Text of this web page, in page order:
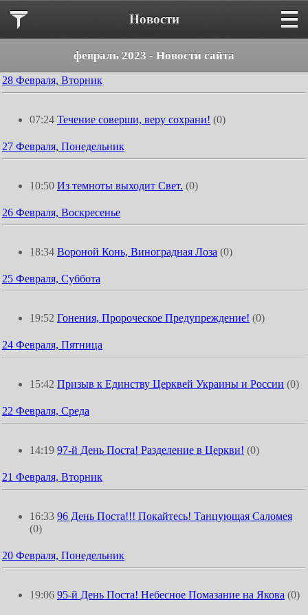
Новости
февраль 2023 - Новости сайта
28 Февраля, Вторник
07:24 Течение соверши, веру сохрани! (0)
27 Февраля, Понедельник
10:50 Из темноты выходит Свет. (0)
26 Февраля, Воскресенье
18:34 Вороной Конь, Виноградная Лоза (0)
25 Февраля, Суббота
19:52 Гонения, Пророческое Предупреждение! (0)
24 Февраля, Пятница
15:42 Призыв к Единству Церквей Украины и России (0)
22 Февраля, Среда
14:19 97-й День Поста! Разделение в Церкви! (0)
21 Февраля, Вторник
16:33 96 День Поста!!! Покайтесь! Танцующая Саломея
(0)
20 Февраля, Понедельник
19:06 95-й День Поста! Небесное Помазание на Якова (0)